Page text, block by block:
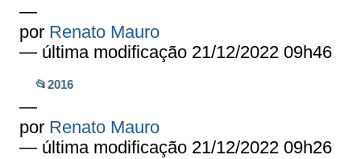
—
por Renato Mauro
— última modificação 21/12/2022 09h46
📂2016
—
por Renato Mauro
— última modificação 21/12/2022 09h26